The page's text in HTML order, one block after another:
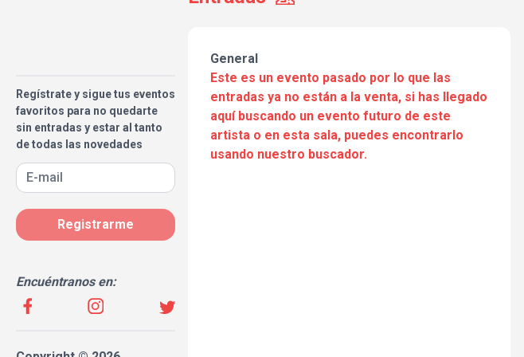
Regístrate y sigue tus eventos
favoritos para no quedarte
sin entradas y estar al tanto
de todas las novedades
Registrarme
Encuéntranos en:
General
Este es un evento pasado por lo que las
entradas ya no están a la venta, si has llegado
aquí buscando un evento futuro de este
artista o en esta sala, puedes encontrarlo
usando nuestro buscador.